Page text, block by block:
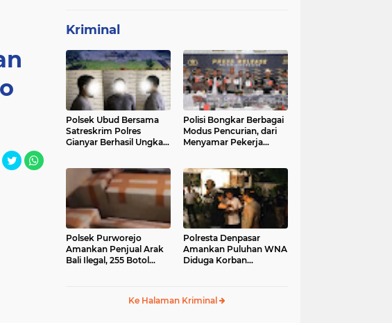
Kriminal
Polsek Ubud Bersama
Satreskrim Polres
Gianyar Berhasil Ungkap
Polisi Bongkar Berbagai
Modus Pencurian, dari
Menyamar Pekerja
Polsek Purworejo
Amankan Penjual Arak
Bali Ilegal, 255 Botol
Polresta Denpasar
Amankan Puluhan WNA
Diduga Korban
Ke Halaman Kriminal